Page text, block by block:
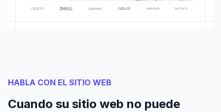
HABLA CON EL SITIO WEB
Cuando su sitio web no puede